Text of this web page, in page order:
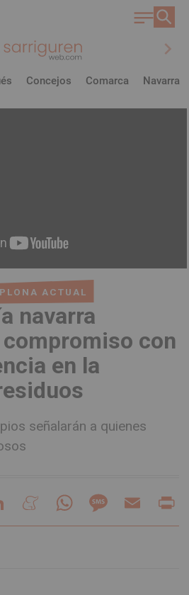
chevron_right
Concejos Comarca Navarra
ACTUAL
navarra
con
en la
señalarán a quienes
LinkedIn MeneameWhatsAppMessageEmail